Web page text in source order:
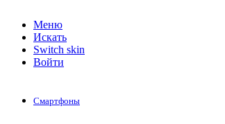
Меню
Искать
Switch skin
Войти
Смартфоны